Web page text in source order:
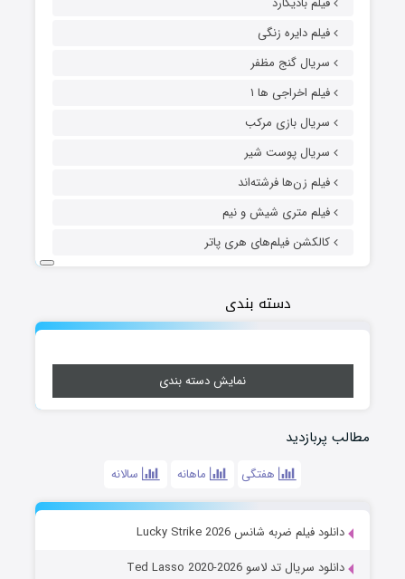
فیلم دایره زنگی
سریال گنج مظفر
فیلم اخراجی ها ۱
سریال بازی مرکب
سریال پوست شیر
فیلم زن‌ها فرشته‌اند
فیلم متری شیش و نیم
کالکشن فیلم‌های هری پاتر
دسته بندی
نمایش دسته بندی
مطالب پربازدید
هفتگی ماهانه سالانه
دانلود فیلم ضربه شانس Lucky Strike 2026
دانلود سریال تد لاسو Ted Lasso 2020-2026